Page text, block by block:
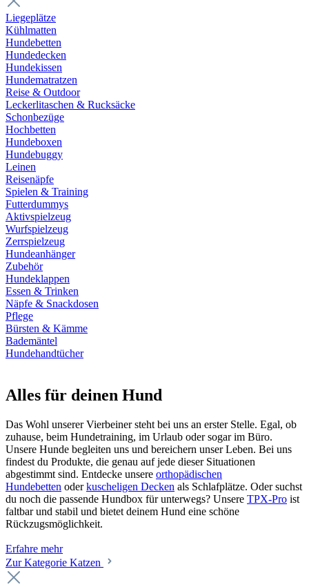
Liegeplätze
Kühlmatten
Hundebetten
Hundedecken
Hundekissen
Hundematratzen
Reise & Outdoor
Leckerlitaschen & Rucksäcke
Schonbezüge
Hochbetten
Hundeboxen
Hundebuggy
Leinen
Reisenäpfe
Spielen & Training
Futterdummys
Aktivspielzeug
Wurfspielzeug
Zerrspielzeug
Hundeanhänger
Zubehör
Hundeklappen
Essen & Trinken
Näpfe & Snackdosen
Pflege
Bürsten & Kämme
Bademäntel
Hundehandtücher
Alles für deinen Hund
Das Wohl unserer Vierbeiner steht bei uns an erster Stelle. Egal, ob
zuhause, beim Hundetraining, im Urlaub oder sogar im Büro.
Unsere Hunde begleiten uns und bereichern unser Leben. Bei uns
findest du Produkte, die genau auf jede dieser Situationen
abgestimmt sind. Entdecke unsere orthopädischen
Hundebetten oderkuscheligen Decken als Schlafplätze. Oder suchst
du noch die passende Hundbox für unterwegs? Unsere TPX-Pro ist
faltbar und stabil und bietet deinem Hund eine schöne
Rückzugsmöglichkeit.
Erfahre mehr
Zur Kategorie Katzen